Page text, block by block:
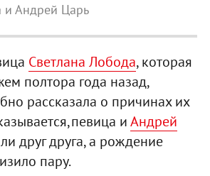
и Андрей Царь
Светлана Лобода, которая
полтора года назад,
рассказала о причинах их
иАндрей
друг друга, а рождение
пару.